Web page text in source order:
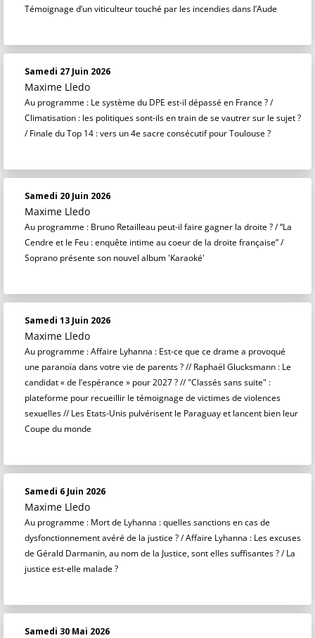
Témoignage d’un viticulteur touché par les incendies dans l’Aude
Samedi 27 Juin 2026
Maxime Lledo
Au programme : Le système du DPE est-il dépassé en France ? /
Climatisation : les politiques sont-ils en train de se vautrer sur le sujet ?
/ Finale du Top 14 : vers un 4e sacre consécutif pour Toulouse ?
Samedi 20 Juin 2026
Maxime Lledo
Au programme : Bruno Retailleau peut-il faire gagner la droite ? / “La
Cendre et le Feu : enquête intime au coeur de la droite française” /
Soprano présente son nouvel album 'Karaoké'
Samedi 13 Juin 2026
Maxime Lledo
Au programme : Affaire Lyhanna : Est-ce que ce drame a provoqué
une paranoïa dans votre vie de parents ? // Raphaël Glucksmann : Le
candidat « de l’espérance » pour 2027 ? // "Classés sans suite" :
plateforme pour recueillir le témoignage de victimes de violences
sexuelles // Les Etats-Unis pulvérisent le Paraguay et lancent bien leur
Coupe du monde
Samedi 6 Juin 2026
Maxime Lledo
Au programme : Mort de Lyhanna : quelles sanctions en cas de
dysfonctionnement avéré de la justice ? / Affaire Lyhanna : Les excuses
de Gérald Darmanin, au nom de la Justice, sont elles suffisantes ? / La
justice est-elle malade ?
Samedi 30 Mai 2026